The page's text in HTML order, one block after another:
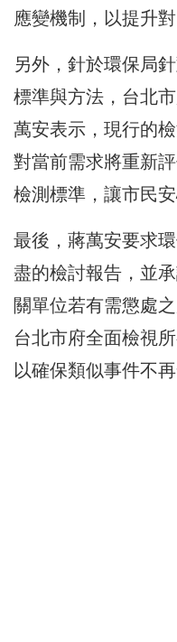
應變機制，以提升
另外，針於環保局
標準與方法，台北
萬安表示，現行的
對當前需求將重新
檢測標準，讓市民安
最後，蔣萬安要求
盡的檢討報告，並
關單位若有需懲處
台北市府全面檢視
以確保類似事件不再